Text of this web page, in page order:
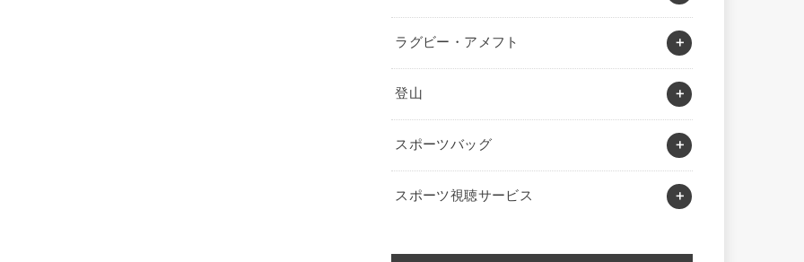
ラグビー・アメフト
登山
スポーツバッグ
スポーツ視聴サービス